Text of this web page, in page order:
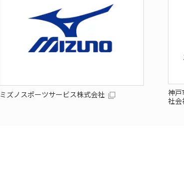
ミズノスポーツサービス株式会社
神戸
社会